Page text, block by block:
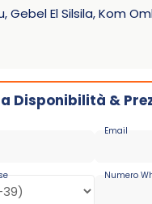
Gebel El Silsila, Kom
Disponibilità &
Email
Numero